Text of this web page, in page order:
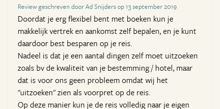
Review geschreven door Ad Snijders op 13 september 2019
Doordat je erg flexibel bent met boeken kun je
makkelijk vertrek en aankomst zelf bepalen, en je kunt
daardoor best besparen op je reis.
Nadeel is dat je een aantal dingen zelf moet uitzoeken
zoals bv de kwaliteit van je bestemming / hotel, maar
dat is voor ons geen probleem omdat wij het
"uitzoeken" zien als voorpret op de reis.
Op deze manier kun je de reis volledig naar je eigen